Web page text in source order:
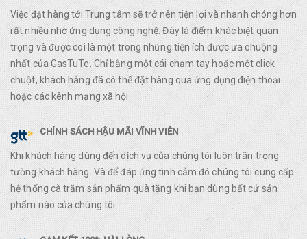
Việc đặt hàng tới Trung tâm sẽ trở nên tiện lợi và nhanh chóng hơn
rất nhiều nhờ ứng dụng công nghệ. Đây là điểm khác biệt quan
trọng và được coi là một trong những tiện ích được ưa chuộng
nhất của GasTuTe. Chỉ bằng một cái chạm tay hoặc một click
chuột, khách hàng đã có thể đặt hàng qua ứng dụng điện thoại
hoặc các kênh mạng xã hội
CHÍNH SÁCH HẬU MÃI VĨNH VIỄN
Khi khách hàng dùng đến dịch vụ của chúng tôi luôn trân trọng
tường khách hàng. Và để đáp ứng tình cảm đó chúng tôi cung cấp
hệ thống cà trăm sản phẩm quà tặng khi bạn dùng bất cứ sản
phẩm nào của chúng tôi.